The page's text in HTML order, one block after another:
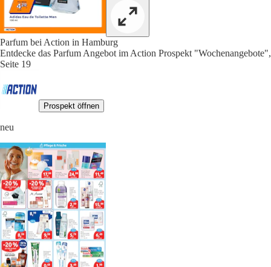
Parfum bei Action in Hamburg
Entdecke das Parfum Angebot im Action Prospekt "Wochenangebote",
Seite 19
Prospekt öffnen
neu